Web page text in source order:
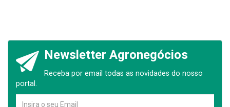
Newsletter Agronegócios
Receba por email todas as novidades do nosso
portal.